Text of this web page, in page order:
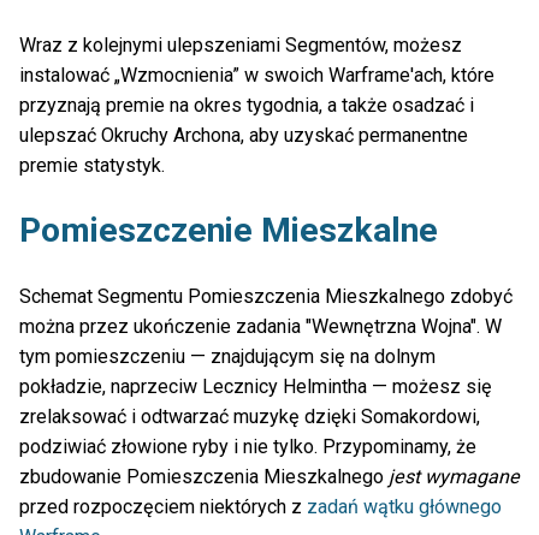
Wraz z kolejnymi ulepszeniami Segmentów, możesz
instalować „Wzmocnienia” w swoich Warframe'ach, które
przyznają premie na okres tygodnia, a także osadzać i
ulepszać Okruchy Archona, aby uzyskać permanentne
premie statystyk.
Pomieszczenie Mieszkalne
Schemat Segmentu Pomieszczenia Mieszkalnego zdobyć
można przez ukończenie zadania "Wewnętrzna Wojna". W
tym pomieszczeniu — znajdującym się na dolnym
pokładzie, naprzeciw Lecznicy Helmintha — możesz się
zrelaksować i odtwarzać muzykę dzięki Somakordowi,
podziwiać złowione ryby i nie tylko. Przypominamy, że
zbudowanie Pomieszczenia Mieszkalnego jest wymagane
przed rozpoczęciem niektórych z zadań wątku głównego